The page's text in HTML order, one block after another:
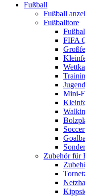
Fußball
Fußball
Fußballtore
FIFA
Mini-
Zubehör für